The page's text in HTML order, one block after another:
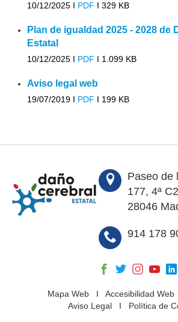
10/12/2025 I PDF I 329 KB
Plan de igualdad 2025 - 2028 de
Estatal
10/12/2025 I PDF I 1.099 KB
Aviso legal web
19/07/2019 I PDF I 199 KB
Paseo de
177, 4ª C2
28046
914 178
Mapa WebI Accesibilidad Web
Aviso Legal I Política de